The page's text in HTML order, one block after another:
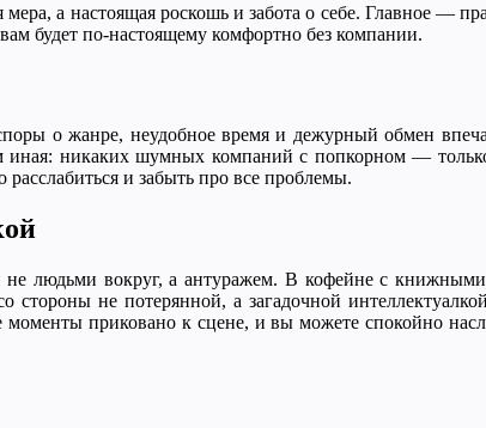
а настоящая роскошь и забота о себе. Главное —
будет по-настоящему комфортно без компании.
о жанре, неудобное время и дежурный обмен
никаких шумных компаний с попкорном —
и забыть про все проблемы.
не людьми вокруг, а антуражем. В кофейне с
стороны не потерянной, а загадочной
приковано к сцене, и вы можете спокойно